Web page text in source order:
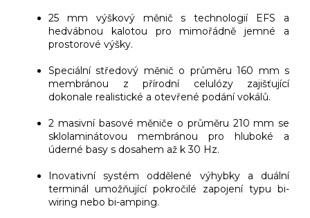
25 mm výškový měnič s technologií EFS a
hedvábnou kalotou pro mimořádně jemné a
prostorové výšky.
Speciální středový měnič o průměru 160 mm s
membránou z přírodní celulózy zajišťující
dokonale realistické a otevřené podání vokálů.
2 masivní basové měniče o průměru 210 mm se
sklolaminátovou membránou pro hluboké a
úderné basy s dosahem až k 30 Hz.
Inovativní systém oddělené výhybky a duální
terminál umožňující pokročilé zapojení typu bi-
wiring nebo bi-amping.